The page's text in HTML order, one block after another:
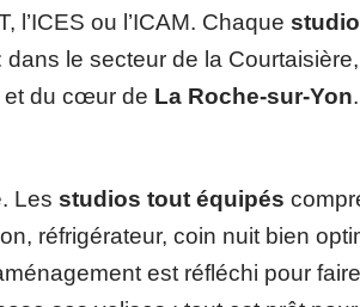
l’ICES ou l’ICAM. Chaque studio
le secteur de la
et du cœur de La Roche-sur-Yon
Les studios tout équipés
réfrigérateur, coin nuit bien
est réfléchi pour